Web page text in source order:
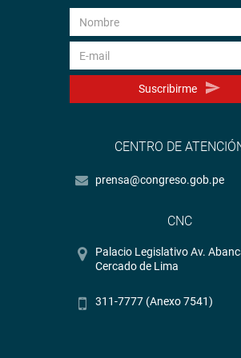
Suscribirme
CENTRO DE
prensa@congreso.gob.pe
CNC
Palacio Legislativo Av.
Cercado de Lima
311-7777 (Anexo 7541)